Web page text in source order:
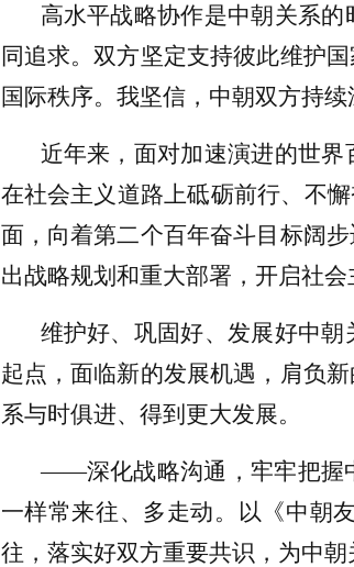
高水平战略协作是中朝关系
同追求。双方坚定支持彼此维护
国际秩序。我坚信，中朝双方持
近年来，面对加速演进的世界
在社会主义道路上砥砺前行、不
面，向着第二个百年奋斗目标阔
出战略规划和重大部署，开启社会
维护好、巩固好、发展好中
起点，面临新的发展机遇，肩负
系与时俱进、得到更大发展。
——深化战略沟通，牢牢把握
一样常来往、多走动。以《中朝
往，落实好双方重要共识，为中朝